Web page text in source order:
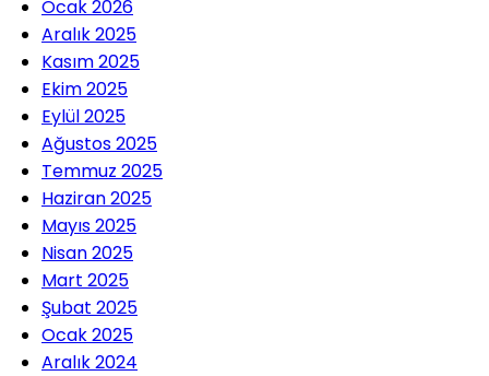
Ocak 2026
Aralık 2025
Kasım 2025
Ekim 2025
Eylül 2025
Ağustos 2025
Temmuz 2025
Haziran 2025
Mayıs 2025
Nisan 2025
Mart 2025
Şubat 2025
Ocak 2025
Aralık 2024